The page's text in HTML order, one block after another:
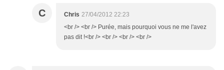
C Chris 27/04/2012 22:23
<br /> <br /> Purée, mais pourquoi vous ne me l'avez
pas dit !<br /> <br /> <br /> <br />